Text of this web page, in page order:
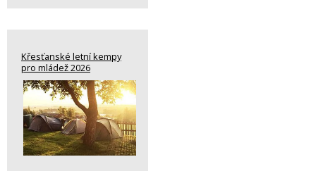
Křesťanské letní kempy
pro mládež 2026